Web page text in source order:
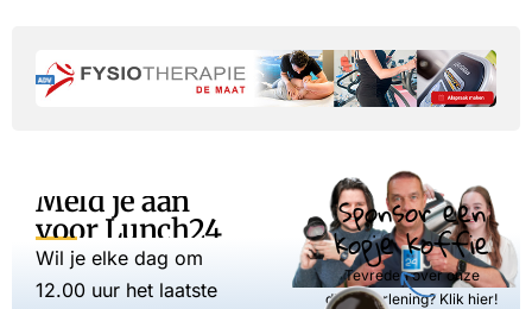
Meld je aan
voor Lunch24
Wil je elke dag om
12.00 uur het laatste
Sponsor een
kopje koffie
Tevreden over onze
dienstverlening? Klik hier!